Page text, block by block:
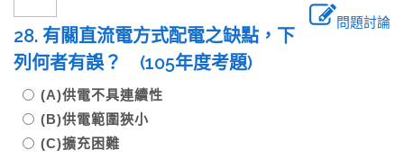
問題討論
28. 有關直流電方式配電之缺點，下
列何者有誤？ (105年度考題)
(A)供電不具連續性
(B)供電範圍狹小
(C)擴充困難